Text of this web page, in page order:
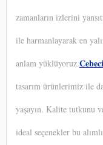
zamanların izlerini
ile harmanlayarak en
anlam yüklüyoruz.
tasarım ürünlerimiz ile
yaşayın. Kalite tutkunu
ideal seçenekler bu